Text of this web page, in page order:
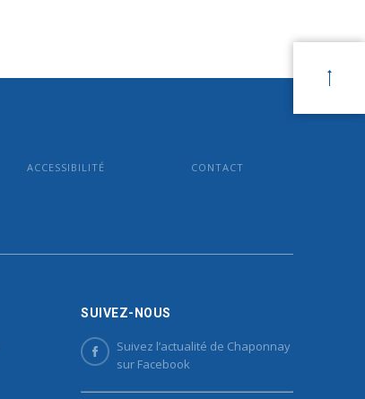
ACCESSIBILITÉ CONTACT
SUIVEZ-NOUS
Suivez l’actualité de Chaponnay
sur Facebook